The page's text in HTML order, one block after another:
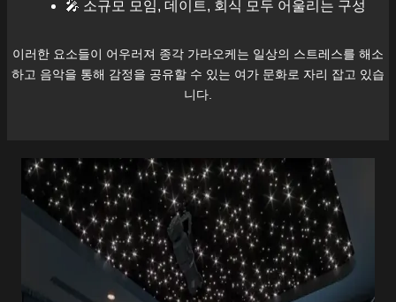
🎤 소규모 모임, 데이트, 회식 모두 어울리는 구성
이러한 요소들이 어우러져 종각 가라오케는 일상의 스트레스를 해소
하고 음악을 통해 감정을 공유할 수 있는 여가 문화로 자리 잡고 있습
니다.